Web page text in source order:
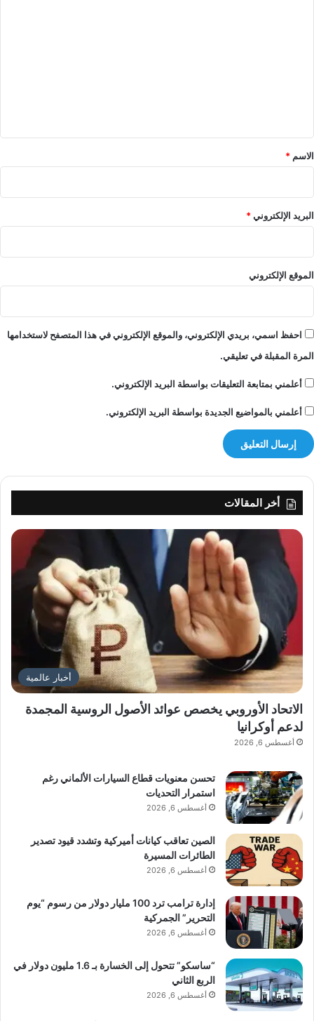
*
الاسم *
البريد الإلكتروني*
الموقع الإلكتروني
احفظ اسمي، بريدي الإلكتروني، والموقع الإلكتروني في هذا المتصفح لاستخدامها
المرة المقبلة في تعليقي.
أعلمني بمتابعة التعليقات بواسطة البريد الإلكتروني.
أعلمني بالمواضيع الجديدة بواسطة البريد الإلكتروني.
أخر المقالات
أخبار عالمية
الاتحاد الأوروبي يخصص عوائد الأصول الروسية المجمدة
لدعم أوكرانيا
أغسطس 6, 2026
تحسن معنويات قطاع السيارات الألماني رغم
استمرار التحديات
أغسطس 6, 2026
الصين تعاقب كيانات أميركية وتشدد قيود تصدير
الطائرات المسيرة
أغسطس 6, 2026
إدارة ترامب ترد 100 مليار دولار من رسوم “يوم
التحرير” الجمركية
أغسطس 6, 2026
“ساسكو” تتحول إلى الخسارة بـ 1.6 مليون دولار في
الربع الثاني
أغسطس 6, 2026